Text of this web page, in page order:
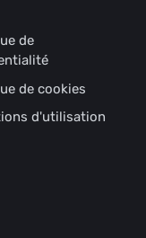
de
de cookies
d'utilisation